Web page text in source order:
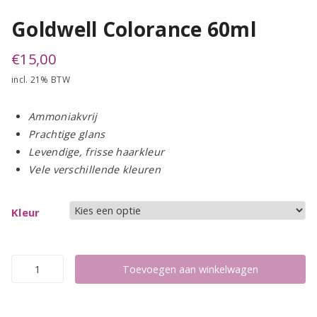
Goldwell Colorance 60ml
€15,00
incl. 21% BTW
Ammoniakvrij
Prachtige glans
Levendige, frisse haarkleur
Vele verschillende kleuren
Kleur
Goldwell
Toevoegen aan winkelwagen